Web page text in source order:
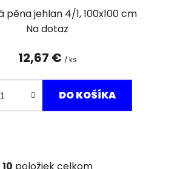
pěna jehlan 4/1, 100x100 cm
Na dotaz
12,67 € / ks
DO KOŠÍKA